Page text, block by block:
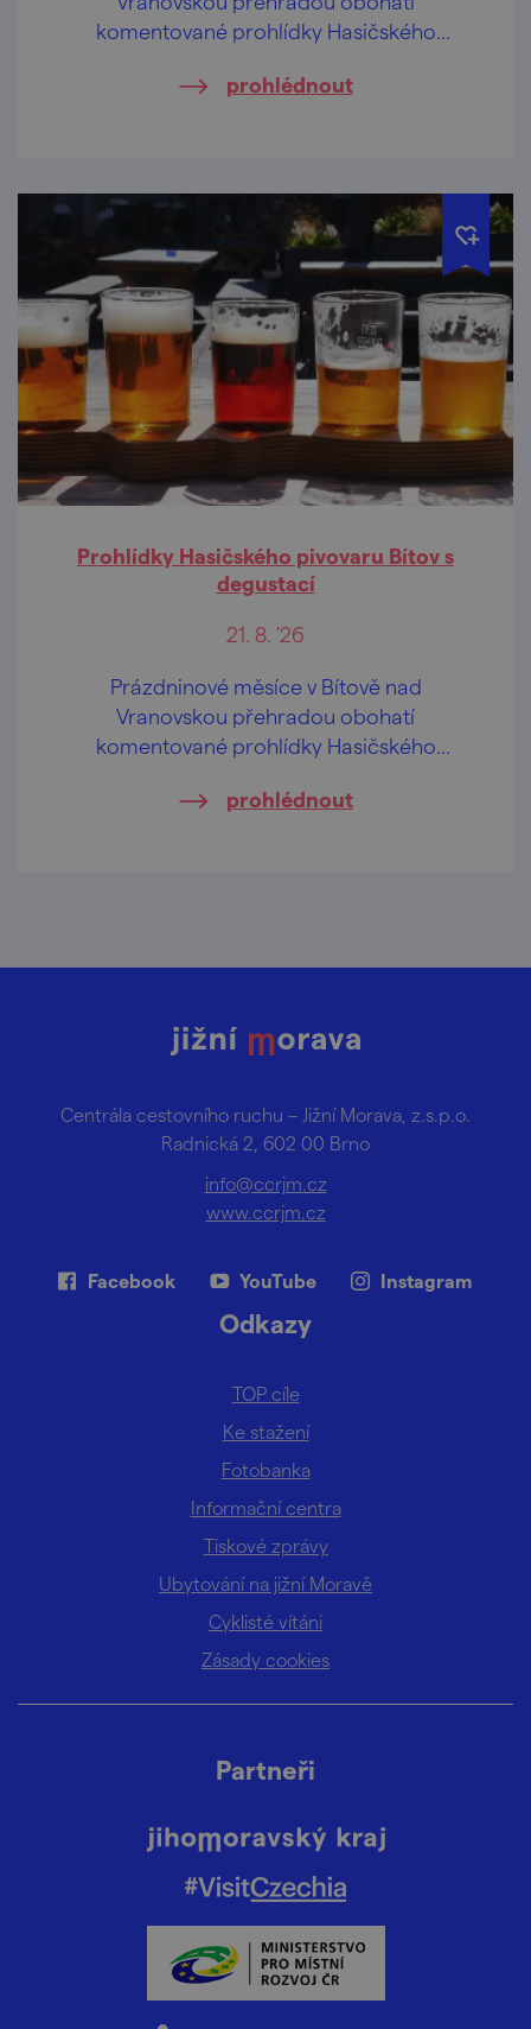
komentované prohlídky Hasičského
prohlédnout
Prohlídky Hasičského pivovaru Bítov s
degustací
21. 8. '26
Prázdninové měsíce v Bítově nad
Vranovskou přehradou obohatí
komentované prohlídky Hasičského
prohlédnout
Centrála cestovního ruchu – Jižní Morava, z.s.p.o.
Radnická 2, 602 00 Brno
info@ccrjm.cz
www.ccrjm.cz
Facebook YouTube Instagram
Odkazy
TOP cíle
Ke stažení
Fotobanka
Informační centra
Tiskové zprávy
Ubytování na jižní Moravě
Cyklisté vítáni
Zásady cookies
Partneři